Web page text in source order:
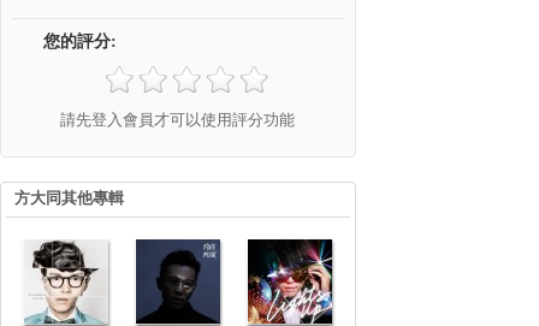
您的評分:
請先登入會員才可以使用評分功能
方大同其他專輯